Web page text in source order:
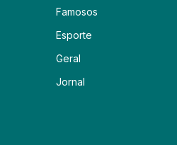
Famosos
Esporte
Geral
Jornal